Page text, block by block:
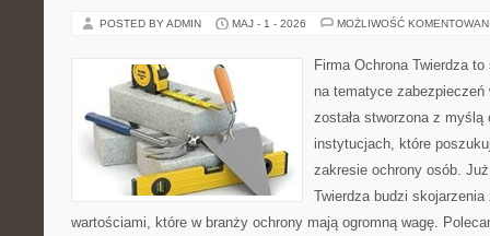
POSTED BY ADMIN MAJ - 1 - 2026 MOŻLIWOŚĆ
Firma Ochrona Twierdza
na tematyce
została stworzona z
instytucjach, które
zakresie ochrony osób.
Twierdza budzi
wartościami, które w branży ochrony mają ogromną wagę.